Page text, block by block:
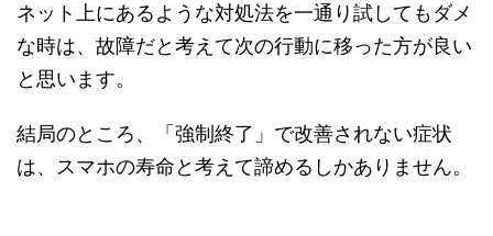
ネット上にあるような対処法を一通り試してもダメ
な時は、故障だと考えて次の行動に移った方が良い
と思います。
結局のところ、「強制終了」で改善されない症状
は、スマホの寿命と考えて諦めるしかありません。